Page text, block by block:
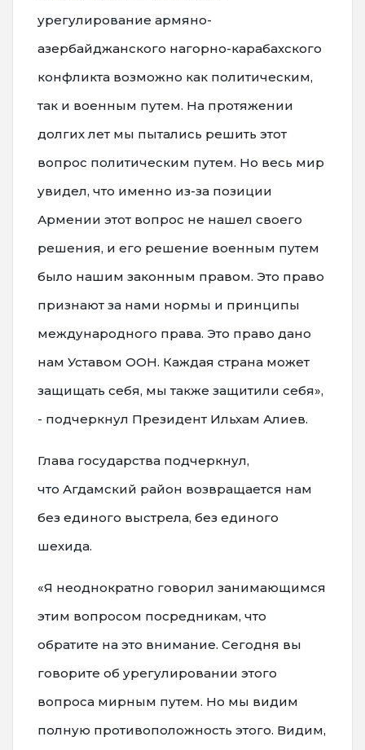
урегулирование армяно-
азербайджанского нагорно-карабахского
конфликта возможно как политическим,
так и военным путем. На протяжении
долгих лет мы пытались решить этот
вопрос политическим путем. Но весь мир
увидел, что именно из-за позиции
Армении этот вопрос не нашел своего
решения, и его решение военным путем
было нашим законным правом. Это право
признают за нами нормы и принципы
международного права. Это право дано
нам Уставом ООН. Каждая страна может
защищать себя, мы также защитили себя»,
- подчеркнул Президент Ильхам Алиев.
Глава государства подчеркнул,
что Агдамский район возвращается нам
без единого выстрела, без единого
шехида.
«Я неоднократно говорил занимающимся
этим вопросом посредникам, что
обратите на это внимание. Сегодня вы
говорите об урегулировании этого
вопроса мирным путем. Но мы видим
полную противоположность этого. Видим,